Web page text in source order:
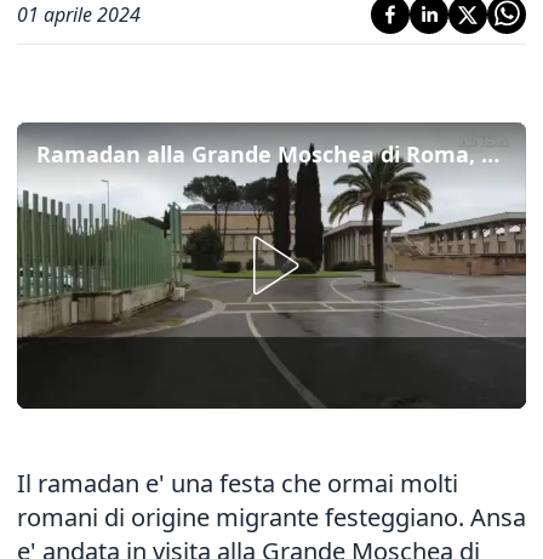
01 aprile 2024
Ramadan alla Grande Moschea di Roma, "aperta a tutti"
Il ramadan e' una festa che ormai molti
romani di origine migrante festeggiano. Ansa
e' andata in visita alla Grande Moschea di